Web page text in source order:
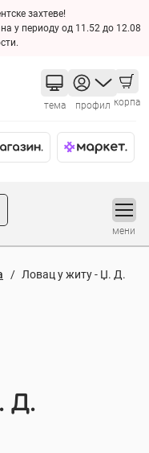
захтеве!
у периоду од 11.52 до 12.08
тема профил корпа
мени
Ловац у житу - Џ. Д.
Д.